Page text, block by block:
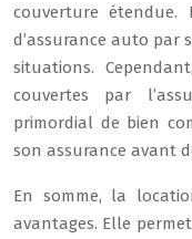
couverture étendue.
d’assurance auto par
situations.
couvertes par
primordial de bien
son assurance avant
En somme, la
avantages. Elle